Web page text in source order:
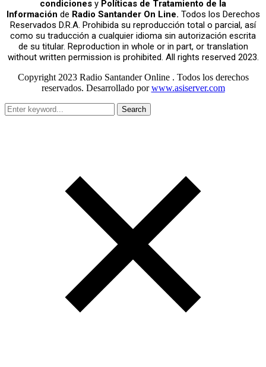
condiciones y Políticas de Tratamiento de la
Información de Radio Santander On Line. Todos los Derechos
Reservados D.R.A. Prohibida su reproducción total o parcial, así
como su traducción a cualquier idioma sin autorización escrita
de su titular. Reproduction in whole or in part, or translation
without written permission is prohibited. All rights reserved 2023.
Copyright 2023 Radio Santander Online . Todos los derechos
reservados. Desarrollado porwww.asiserver.com
Search